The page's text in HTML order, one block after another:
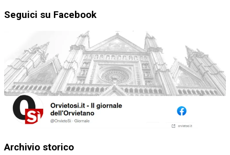
Seguici su Facebook
Archivio storico